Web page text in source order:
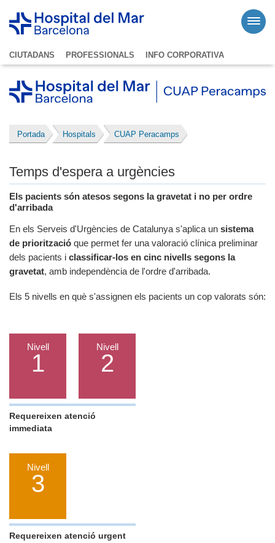
CIUTADANS PROFESSIONALS INFO CORPORATIVA
Portada Hospitals CUAP Peracamps
Temps d'espera a urgències
Els pacients són atesos segons la gravetat i no per ordre
d'arribada
En els Serveis d'Urgències de Catalunya s'aplica un sistema
de priorització que permet fer una valoració clínica preliminar
dels pacients i classificar-los en cinc nivells segons la
gravetat, amb independència de l'ordre d'arribada.
Els 5 nivells en què s'assignen els pacients un cop valorats són:
Requereixen atenció
immediata
Nivell
1
Nivell
2
Requereixen atenció urgent
Nivell
3